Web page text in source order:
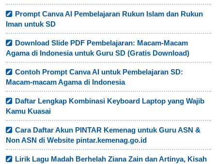
Prompt Canva AI Pembelajaran Rukun Islam dan Rukun
Iman untuk SD
Download Slide PDF Pembelajaran: Macam-Macam
Agama di Indonesia untuk Guru SD (Gratis Download)
Contoh Prompt Canva AI untuk Pembelajaran SD:
Macam-macam Agama di Indonesia
Daftar Lengkap Kombinasi Keyboard Laptop yang Wajib
Kamu Kuasai
Cara Daftar Akun PINTAR Kemenag untuk Guru ASN &
Non ASN di Website pintar.kemenag.go.id
Lirik Lagu Madah Berhelah Ziana Zain dan Artinya, Kisah